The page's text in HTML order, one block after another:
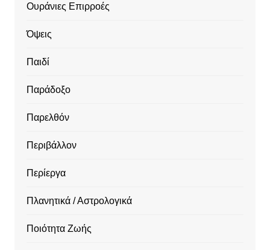
Ουράνιες Επιρροές
Όψεις
Παιδί
Παράδοξο
Παρελθόν
Περιβάλλον
Περίεργα
Πλανητικά / Αστρολογικά
Ποιότητα Ζωής